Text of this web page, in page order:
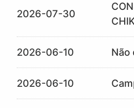
2026-07-30
2026-06-10 Não
2026-06-10